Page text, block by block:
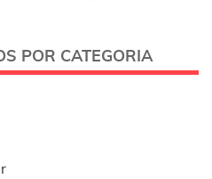
POR CATEGORIA